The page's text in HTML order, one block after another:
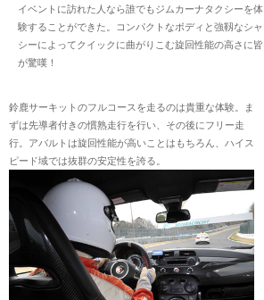
イベントに訪れた人なら誰でもジムカーナタクシーを体
験することができた。コンパクトなボディと強靱なシャ
シーによってクイックに曲がりこむ旋回性能の高さに皆
が驚嘆！
鈴鹿サーキットのフルコースを走るのは貴重な体験。ま
ずは先導者付きの慣熟走行を行い、その後にフリー走
行。アバルトは旋回性能が高いことはもちろん、ハイス
ピード域では抜群の安定性を誇る。